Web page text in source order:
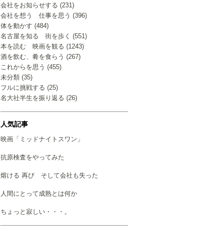
会社をお知らせする (231)
会社を想う 仕事を思う (396)
体を動かす (484)
名古屋を知る 街を歩く (551)
本を読む 映画を観る (1243)
酒を飲む、肴を食らう (267)
これからを思う (455)
未分類 (35)
フルに挑戦する (25)
名大社半生を振り返る (26)
人気記事
映画「ミッドナイトスワン」
抗原検査をやってみた
熔ける 再び そして会社も失った
人間にとって成熟とは何か
ちょっと寂しい・・・。